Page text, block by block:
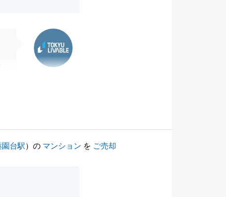
園台駅）の マンション を ご売却